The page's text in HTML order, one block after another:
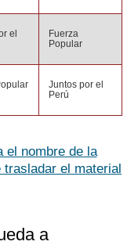
el
Fuerza
Popular
Juntos por el
Perú
el nombre de la
el material
a